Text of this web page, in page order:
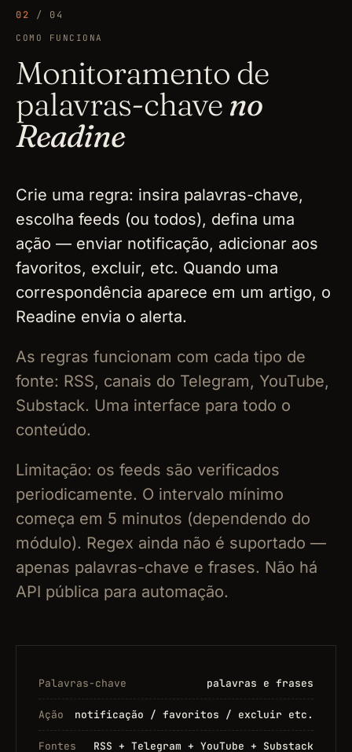
02 / 04
COMO FUNCIONA
Monitoramento de
palavras-chave no
Readine
Crie uma regra: insira palavras-chave,
escolha feeds (ou todos), defina uma
ação — enviar notificação, adicionar aos
favoritos, excluir, etc. Quando uma
correspondência aparece em um artigo, o
Readine envia o alerta.
As regras funcionam com cada tipo de
fonte: RSS, canais do Telegram, YouTube,
Substack. Uma interface para todo o
conteúdo.
Limitação: os feeds são verificados
periodicamente. O intervalo mínimo
começa em 5 minutos (dependendo do
módulo). Regex ainda não é suportado —
apenas palavras-chave e frases. Não há
API pública para automação.
Palavras-chave palavras e frases
Ação notificação / favoritos / excluir etc.
Fontes RSS + Telegram + YouTube + Substack